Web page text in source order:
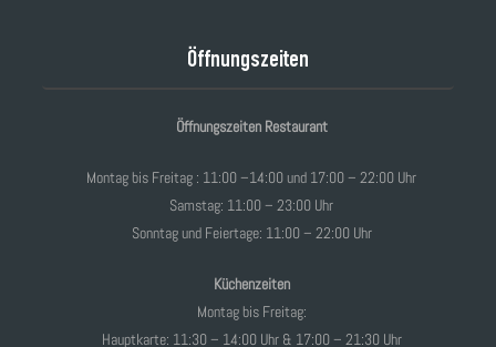
Öffnungszeiten
Öffnungszeiten Restaurant
Montag bis Freitag : 11:00 –14:00 und 17:00 – 22:00 Uhr
Samstag: 11:00 – 23:00 Uhr
Sonntag und Feiertage: 11:00 – 22:00 Uhr
Küchenzeiten
Montag bis Freitag:
Hauptkarte: 11:30 – 14:00 Uhr & 17:00 – 21:30 Uhr